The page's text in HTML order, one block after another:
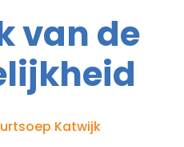
van de
Katwijk